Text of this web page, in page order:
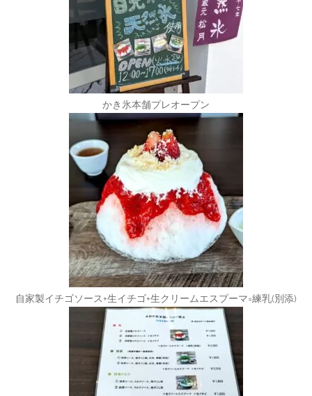
かき氷本舗プレオープン
自家製イチゴソース+生イチゴ+生クリームエスプーマ=練乳(別添)